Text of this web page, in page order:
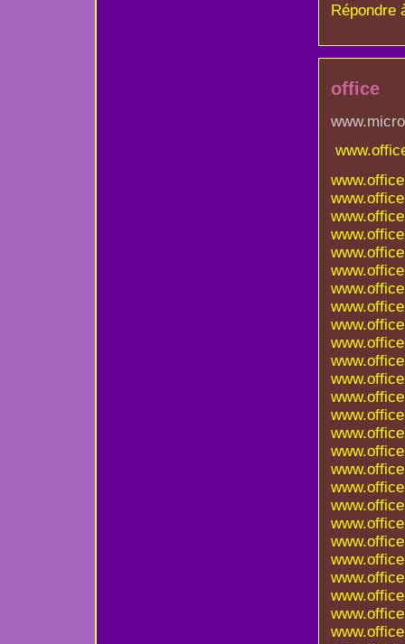
Répondre
office